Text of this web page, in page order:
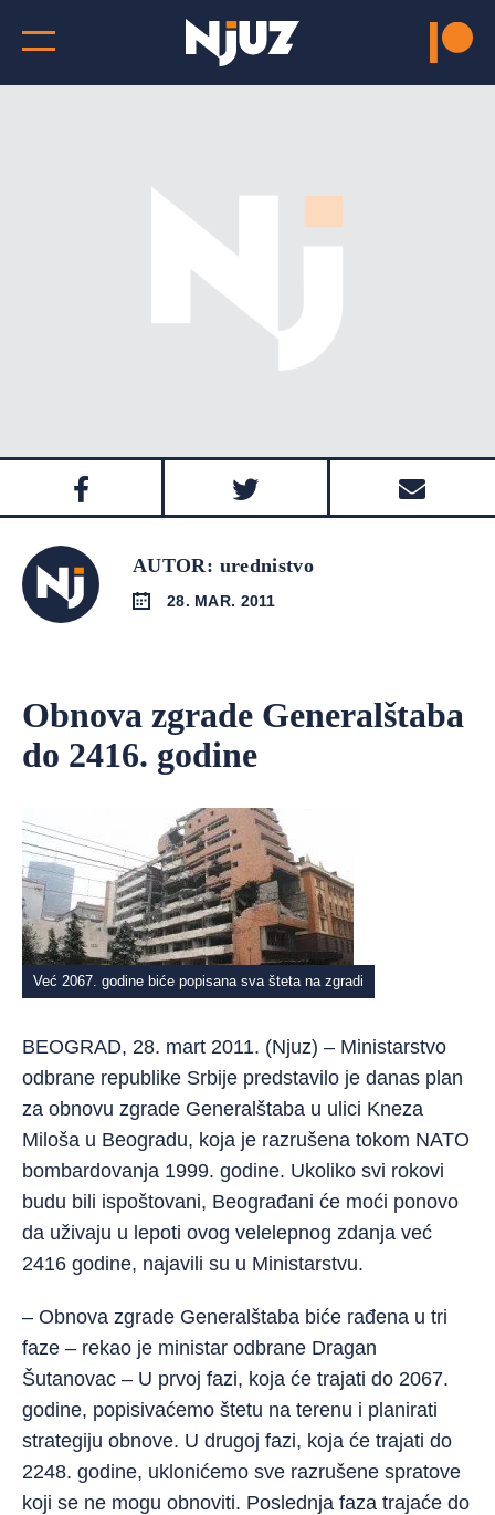
AUTOR: urednistvo
28. MAR. 2011
Obnova zgrade Generalštaba
do 2416. godine
Već 2067. godine biće popisana sva šteta na zgradi
BEOGRAD, 28. mart 2011. (Njuz) – Ministarstvo
odbrane republike Srbije predstavilo je danas plan
za obnovu zgrade Generalštaba u ulici Kneza
Miloša u Beogradu, koja je razrušena tokom NATO
bombardovanja 1999. godine. Ukoliko svi rokovi
budu bili ispoštovani, Beograđani će moći ponovo
da uživaju u lepoti ovog velelepnog zdanja već
2416 godine, najavili su u Ministarstvu.
– Obnova zgrade Generalštaba biće rađena u tri
faze – rekao je ministar odbrane Dragan
Šutanovac – U prvoj fazi, koja će trajati do 2067.
godine, popisivaćemo štetu na terenu i planirati
strategiju obnove. U drugoj fazi, koja će trajati do
2248. godine, uklonićemo sve razrušene spratove
koji se ne mogu obnoviti. Poslednja faza trajaće do